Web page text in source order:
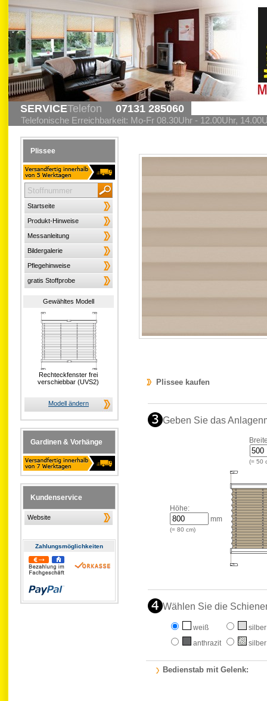
SERVICETelefon 07131 285060
Telefonische Erreichbarkeit: Mo-Fr 08.30Uhr - 12.00Uhr,
Plissee
Startseite
Produkt-Hinweise
Messanleitung
Bildergalerie
Pflegehinweise
gratis Stoffprobe
Gewähltes Modell
Rechteckfenster frei
verschiebbar (UVS2)
Modell ändern
Gardinen & Vorhänge
Kundenservice
Website
Zahlungs­möglichkeiten
Plissee kaufen
Geben Sie das
(=50
Höhe:
mm
(= 80 cm)
Wählen Sie die
weiß
silber
anthrazit
Bedienstab mit Gelenk: